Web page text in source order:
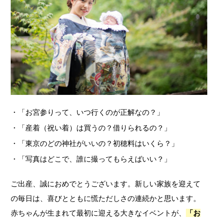
・「お宮参りって、いつ行くのが正解なの？」
・「産着（祝い着）は買うの？借りられるの？」
・「東京のどの神社がいいの？初穂料はいくら？」
・「写真はどこで、誰に撮ってもらえばいい？」
ご出産、誠におめでとうございます。新しい家族を迎えて
の毎日は、喜びとともに慌ただしさの連続かと思います。
赤ちゃんが生まれて最初に迎える大きなイベントが、
「お